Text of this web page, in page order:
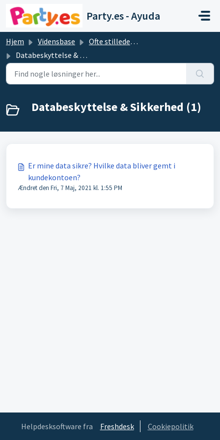
Gå til hovedindhold
Party.es - Ayuda
Hjem Vidensbase
Ofte stillede spørgsmål og svar
Databeskyttelse & Sikkerhed
Databeskyttelse & Sikkerhed (1)
Er mine data sikre? Hvilke data bliver gemt i
kundekontoen?
Ændret den Fri, 7 Maj, 2021 kl. 1:55 PM
Helpdesksoftware fra Freshdesk Cookiepolitik